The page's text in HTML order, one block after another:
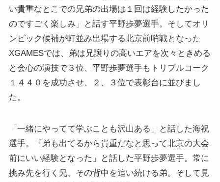
い貴重なとこでの兄弟の出場は１回は経験したかった
のですごく楽しみ」と話す平野歩夢選手。そしてオリ
ンピック候補が軒並み出場する北京前哨戦となった
XGAMESでは、弟は兄譲りの高いエアを次々ときめる
と会心の演技で３位、平野歩夢選手もトリプルコーク
１４４０を成功させ、２、３位で表彰台に並びまし
た。
「一緒にやってて学ぶことも沢山ある」と話した海祝
選手。『弟も出てるから貴重だなと思って北京の大会
前にいい経験となった」と話した平野歩夢選手。常に
挑み先を行く兄、その背中を追い続ける弟。そして見